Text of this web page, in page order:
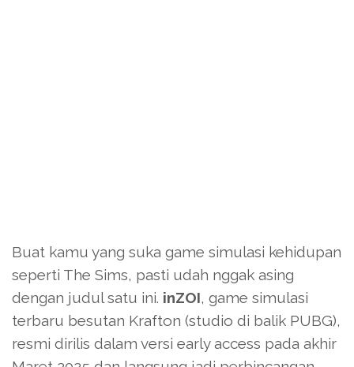
Buat kamu yang suka game simulasi kehidupan
seperti The Sims, pasti udah nggak asing
dengan judul satu ini. inZOI, game simulasi
terbaru besutan Krafton (studio di balik PUBG),
resmi dirilis dalam versi early access pada akhir